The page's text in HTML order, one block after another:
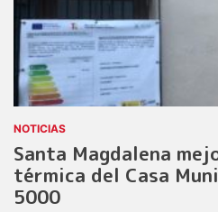
NOTICIAS
Santa Magdalena
térmica del Casa
5000